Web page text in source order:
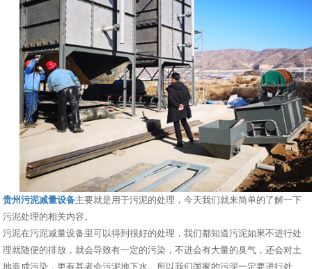
贵州污泥减量设备主要就是用于污泥的处理，今天我们就来简单的了解一下
污泥处理的相关内容。
污泥在污泥减量设备里可以得到很好的处理，我们都知道污泥如果不进行处
理就随便的排放，就会导致有一定的污染，不进会有大量的臭气，还会对土
地造成污染，更有甚者会污泥地下水。所以我们国家的污泥一定要进行处